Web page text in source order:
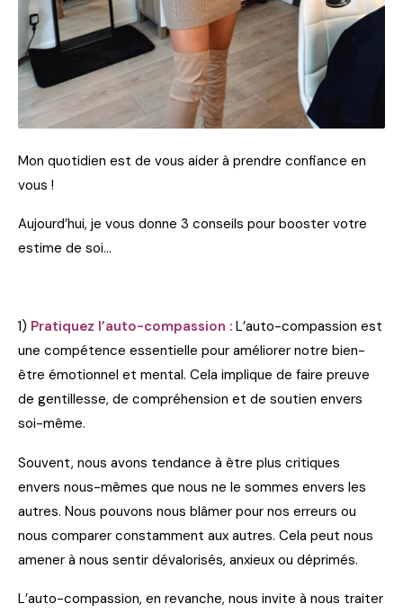
Mon quotidien est de vous aider à prendre confiance en
vous !
Aujourd’hui, je vous donne 3 conseils pour booster votre
estime de soi…
1) Pratiquez l’auto-compassion : L’auto-compassion est
une compétence essentielle pour améliorer notre bien-
être émotionnel et mental. Cela implique de faire preuve
de gentillesse, de compréhension et de soutien envers
soi-même.
Souvent, nous avons tendance à être plus critiques
envers nous-mêmes que nous ne le sommes envers les
autres. Nous pouvons nous blâmer pour nos erreurs ou
nous comparer constamment aux autres. Cela peut nous
amener à nous sentir dévalorisés, anxieux ou déprimés.
L’auto-compassion, en revanche, nous invite à nous traiter